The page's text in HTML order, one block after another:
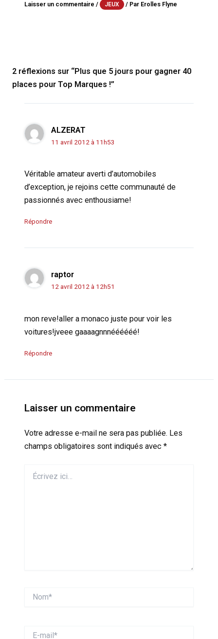
Laisser un commentaire / JEUX / Par Erolles Flyne
2 réflexions sur “Plus que 5 jours pour gagner 40
places pour Top Marques !”
ALZERAT
11 avril 2012 à 11h53
Véritable amateur averti d’automobiles
d’exception, je rejoins cette communauté de
passionnés avec enthousiame!
Répondre
raptor
12 avril 2012 à 12h51
mon reve!aller a monaco juste pour voir les
voitures!jveee gaaaagnnnéééééé!
Répondre
Laisser un commentaire
Votre adresse e-mail ne sera pas publiée. Les
champs obligatoires sont indiqués avec *
ici…